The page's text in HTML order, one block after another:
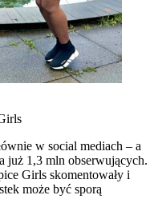
w social mediach – a
już 1,3 mln obserwujących.
Girls skomentowały i
może być sporą